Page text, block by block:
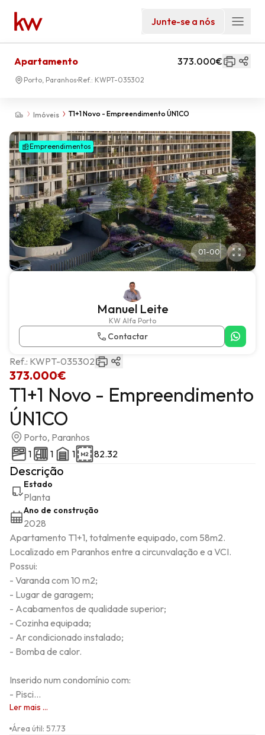
Junte-se a nós
Imóveis T1+1 Novo - Empreendimento ÚN1CO
Apartamento 373.000€
Porto, Paranhos Ref.: KWPT-035302
01-00
Empreendimentos
Manuel Leite
KW Alfa Porto
Contactar
373.000€
Ref.: KWPT-035302
T1+1 Novo - Empreendimento
ÚN1CO
Porto, Paranhos
1
1 1 82.32
Descrição
Estado
Planta
Ano de construção
2028
Apartamento T1+1, totalmente equipado, com 58m2.
Localizado em Paranhos entre a circunvalação e a VCI.
Possui:
- Varanda com 10 m2;
- Lugar de garagem;
- Acabamentos de qualidade superior;
- Cozinha equipada;
- Ar condicionado instalado;
- Bomba de calor.
Inserido num condomínio com:
- Pisci...
Ler mais ...
Área útil: 57.73